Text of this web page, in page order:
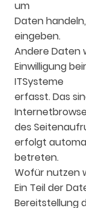
um
Daten
eingeben.
Andere Daten
Einwilligung
ITSysteme
erfasst. Das
des
erfolgt
betreten.
Wofür nutzen
Ein Teil der
Bereitstellung